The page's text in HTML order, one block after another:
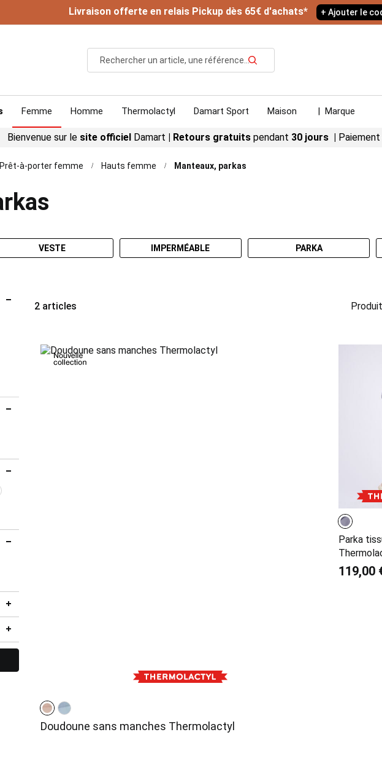
Livraison offerte en relais Pickup dès 65€ d'achats* + Ajouter le
Rechercher
Femme Homme Thermolactyl Damart Sport Maison | Marque
Bienvenue sur le site officiel Damart | Retours gratuits pendant 30 jours | Paiement
Prêt-à-porter femme Hauts femme Manteaux, parkas
VESTE IMPERMÉABLE PARKA
2articles
Doudoune sans manches Thermolactyl
Parka
119,00